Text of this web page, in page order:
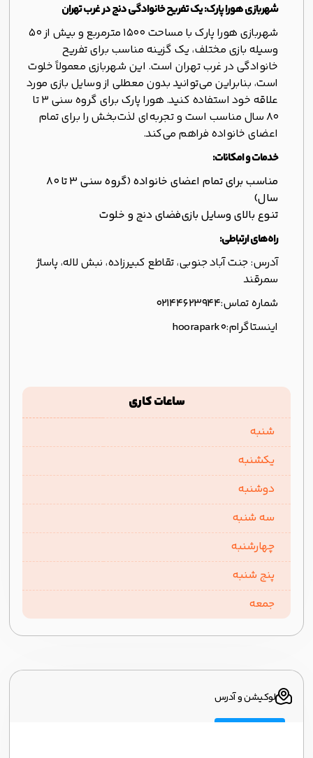
شهربازی هورا پارک: یک تفریح خانوادگی دنج در غرب تهران
شهربازی هورا پارک با مساحت ۱۵۰۰ مترمربع و بیش از ۵۰
وسیله بازی مختلف، یک گزینه مناسب برای تفریح
خانوادگی در غرب تهران است. این شهربازی معمولاً خلوت
است، بنابراین می‌توانید بدون معطلی از وسایل بازی مورد
علاقه خود استفاده کنید. هورا پارک برای گروه سنی ۳ تا
۸۰ سال مناسب است و تجربه‌ای لذت‌بخش را برای تمام
اعضای خانواده فراهم می‌کند.
خدمات و امکانات:
مناسب برای تمام اعضای خانواده (گروه سنی ۳ تا ۸۰
سال)
تنوع بالای وسایل بازیفضای دنج و خلوت
راه‌های ارتباطی:
آدرس: جنت آباد جنوبی، تقاطع کبیرزاده، نبش لاله، پاساژ
سمرقند
شماره تماس:۰۲۱۴۴۶۲۳۹۴۴
اینستاگرام:hoorapark0
ساعات کاری
شنبه
یکشنبه
دوشنبه
سه شنبه
چهارشنبه
پنج شنبه
جمعه
لوکیشن و آدرس